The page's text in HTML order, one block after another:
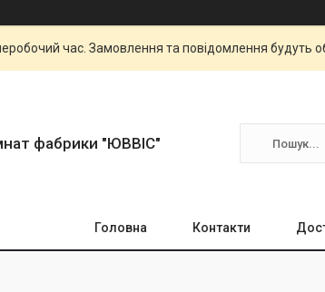
час. Замовлення та повідомлення будуть
фабрики "ЮВВІС"
Головна Контакти